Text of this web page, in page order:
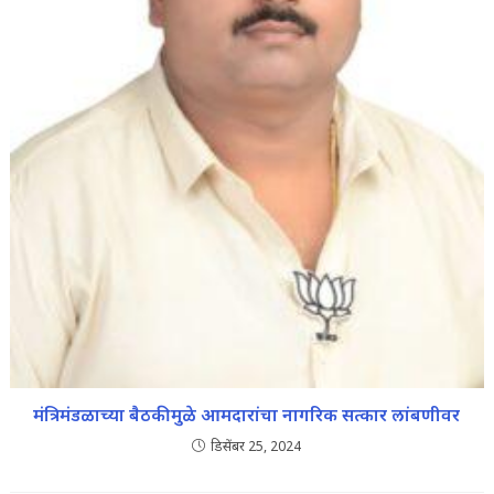
मंत्रिमंडळाच्या बैठकीमुळे आमदारांचा नागरिक सत्कार लांबणीवर
डिसेंबर 25, 2024